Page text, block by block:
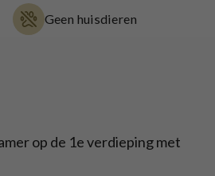
Geen huisdieren
op de 1e verdieping met